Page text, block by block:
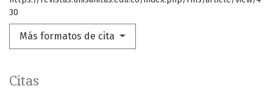
30
Más formatos de cita
Citas